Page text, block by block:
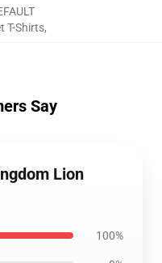
T-Shirts,
Say
Lion
100%